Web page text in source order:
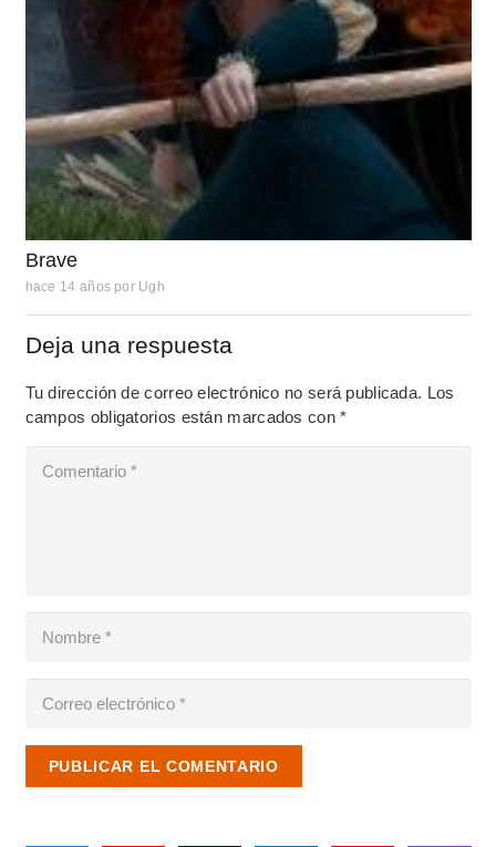
Brave
hace 14 años por Ugh
Deja una respuesta
Tu dirección de correo electrónico no será publicada. Los
campos obligatorios están marcados con*
PUBLICAR EL COMENTARIO